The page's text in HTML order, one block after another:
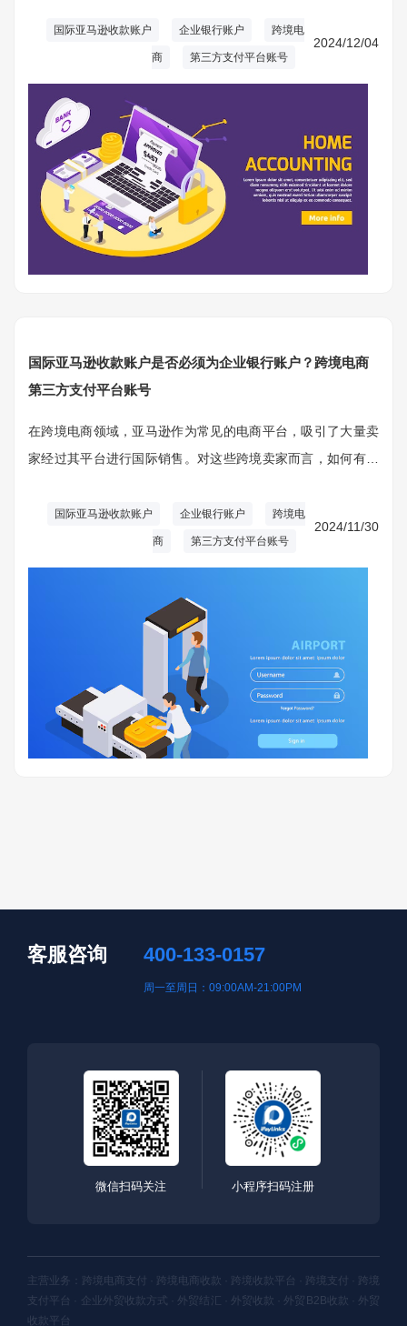
安全、高效地流动，是跨境电商成功的关键之一。
国际亚马逊收款账户 企业银行账户 跨境电
商 第三方支付平台账号
2024/12/04
国际亚马逊收款账户是否必须为企业银行账户？跨境电商
第三方支付平台账号
在跨境电商领域，亚马逊作为常见的电商平台，吸引了大量卖
家经过其平台进行国际销售。对这些跨境卖家而言，如何有效
中，选择合适的收款账户至关重要。
国际亚马逊收款账户 企业银行账户 跨境电
商 第三方支付平台账号
2024/11/30
客服咨询 400-133-0157
周一至周日：09:00AM-21:00PM
微信扫码关注 小程序扫码注册
主营业务：跨境电商支付 · 跨境电商收款 · 跨境收款平台 · 跨境支付 · 跨境
支付平台 · 企业外贸收款方式 · 外贸结汇 · 外贸收款 · 外贸B2B收款 · 外贸
收款平台